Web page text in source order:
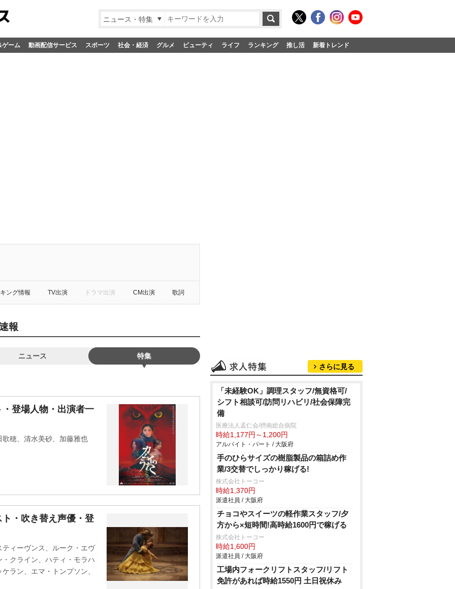
ニュース・特集
ゲーム 動画配信サービス スポーツ 社会・経済 グルメ ビューティ ライフ ランキング 推し活 新着トレンド
ング情報 TV出演 ドラマ出演 CM出演 歌詞
報
ニュース 特集
登場人物・出演者一
穂、清水美砂、加藤雅也
・吹き替え声優・登
ィーヴンス、ルーク・エヴ
クライン、ハティ・モラハ
ラン、エマ・トンプソン、
さらに見る
「未経験OK」調理スタッフ/無資格可/
シフト相談可/訪問リハビリ/社会保障完
備
医療法人孟仁会/摂南総合病院
時給1,177円～1,200円
アルバイト・パート / 大阪府
手のひらサイズの樹脂製品の箱詰め作
業/3交替でしっかり稼げる!
株式会社トーコー
時給1,370円
派遣社員 / 大阪府
チョコやスイーツの軽作業スタッフ/夕
方から×短時間!高時給1600円で稼げる
株式会社トーコー
時給1,600円
派遣社員 / 大阪府
工場内フォークリフトスタッフ/リフト
免許があれば時給1550円 土日祝休み